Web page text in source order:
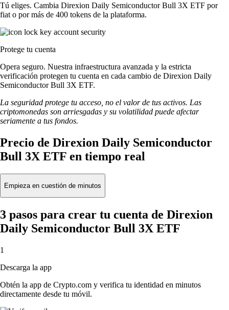
Tú eliges. Cambia Direxion Daily Semiconductor Bull 3X ETF por
fiat o por más de 400 tokens de la plataforma.
Protege tu cuenta
Opera seguro. Nuestra infraestructura avanzada y la estricta
verificación protegen tu cuenta en cada cambio de Direxion Daily
Semiconductor Bull 3X ETF.
La seguridad protege tu acceso, no el valor de tus activos. Las
criptomonedas son arriesgadas y su volatilidad puede afectar
seriamente a tus fondos.
Precio de Direxion Daily Semiconductor
Bull 3X ETF en tiempo real
Empieza en cuestión de minutos
3 pasos para crear tu cuenta de Direxion
Daily Semiconductor Bull 3X ETF
1
Descarga la app
Obtén la app de Crypto.com y verifica tu identidad en minutos
directamente desde tu móvil.